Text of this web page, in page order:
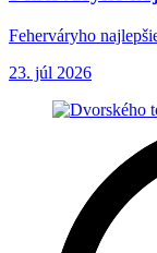
Feherváryho
23. júl 2026